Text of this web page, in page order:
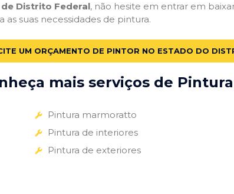
Distrito Federal, não hesite em entrar em
suas necessidades de pintura.
UM ORÇAMENTO DE PINTOR NO ESTADO DO
mais serviços de
Pintura marmoratto
Pintura de interiores
Pintura de exteriores